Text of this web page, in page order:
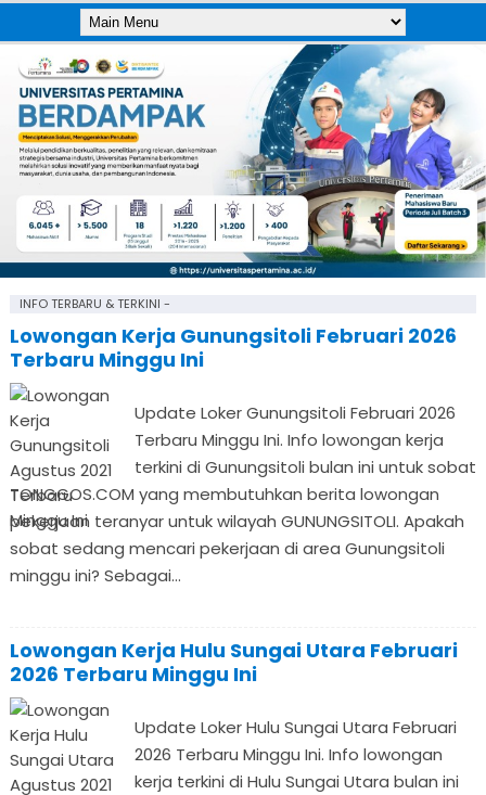
INFO TERBARU & TERKINI -
Lowongan Kerja Gunungsitoli Februari 2026
Terbaru Minggu Ini
Update Loker Gunungsitoli Februari 2026
Terbaru Minggu Ini. Info lowongan kerja
terkini di Gunungsitoli bulan ini untuk sobat
TONGGOS.COM yang membutuhkan berita lowongan
pekerjaan teranyar untuk wilayah GUNUNGSITOLI. Apakah
sobat sedang mencari pekerjaan di area Gunungsitoli
minggu ini? Sebagai...
Lowongan Kerja Hulu Sungai Utara Februari
2026 Terbaru Minggu Ini
Update Loker Hulu Sungai Utara Februari
2026 Terbaru Minggu Ini. Info lowongan
kerja terkini di Hulu Sungai Utara bulan ini